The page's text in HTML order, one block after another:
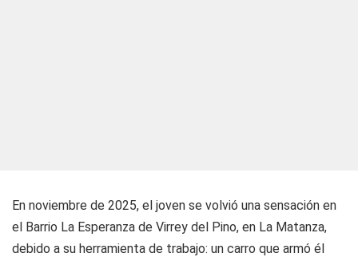
En noviembre de 2025, el joven se volvió una sensación en
el Barrio La Esperanza de Virrey del Pino, en La Matanza,
debido a su herramienta de trabajo: un carro que armó él